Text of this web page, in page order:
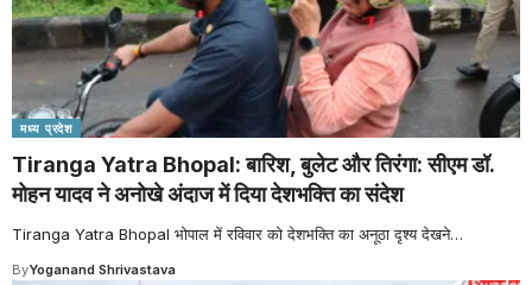
मध्य प्रदेश
Tiranga Yatra Bhopal: बारिश, बुलेट और तिरंगा: सीएम डॉ.
मोहन यादव ने अनोखे अंदाज में दिया देशभक्ति का संदेश
Tiranga Yatra Bhopal भोपाल में रविवार को देशभक्ति का अनूठा दृश्य देखने…
ByYoganand Shrivastava